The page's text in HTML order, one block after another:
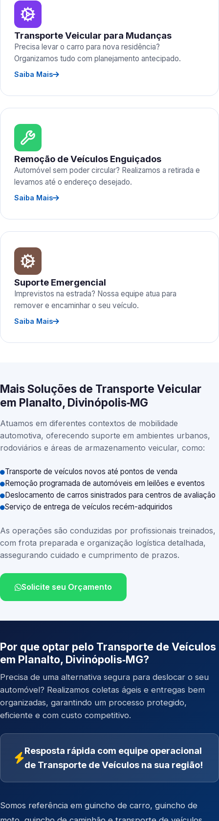
Transporte Veicular para Mudanças
Precisa levar o carro para nova residência?
Organizamos tudo com planejamento antecipado.
Saiba Mais
Remoção de Veículos Enguiçados
Automóvel sem poder circular? Realizamos a retirada e
levamos até o endereço desejado.
Saiba Mais
Suporte Emergencial
Imprevistos na estrada? Nossa equipe atua para
remover e encaminhar o seu veículo.
Saiba Mais
Mais Soluções de Transporte Veicular
em Planalto, Divinópolis‑MG
Atuamos em diferentes contextos de mobilidade
automotiva, oferecendo suporte em ambientes urbanos,
rodoviários e áreas de armazenamento veicular, como:
Transporte de veículos novos até pontos de venda
Remoção programada de automóveis em leilões e eventos
Deslocamento de carros sinistrados para centros de avaliação
Serviço de entrega de veículos recém-adquiridos
As operações são conduzidas por profissionais treinados,
com frota preparada e organização logística detalhada,
assegurando cuidado e cumprimento de prazos.
Solicite seu Orçamento
Por que optar pelo Transporte de Veículos
em Planalto, Divinópolis‑MG?
Precisa de uma alternativa segura para deslocar o seu
automóvel? Realizamos coletas ágeis e entregas bem
organizadas, garantindo um processo protegido,
eficiente e com custo competitivo.
Resposta rápida com equipe operacional
de Transporte de Veículos na sua região!
Somos referência em guincho de carro, guincho de